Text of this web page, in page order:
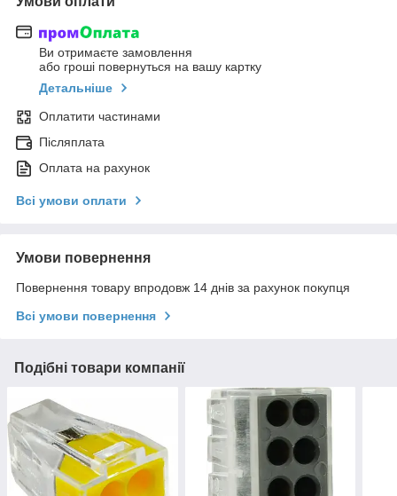
Ви отримаєте замовлення
або гроші повернуться на вашу картку
Детальніше
Оплатити частинами
Післяплата
Оплата на рахунок
Всі умови оплати
Умови повернення
Повернення товару впродовж 14 днів за рахунок покупця
Всі умови повернення
Подібні товари компанії